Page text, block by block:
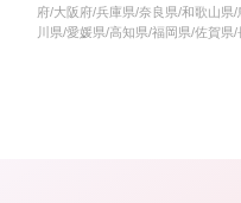
府/大阪府/兵庫県/奈良県/和歌山県
川県/愛媛県/高知県/福岡県/佐賀